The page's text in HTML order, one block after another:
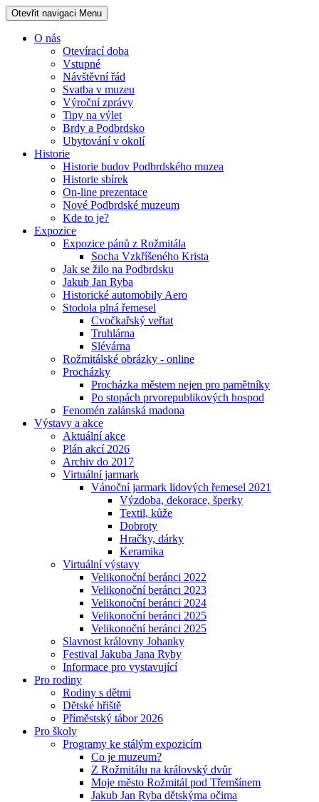
Otevřit navigaci Menu
O nás
Otevírací doba
Vstupné
Návštěvní řád
Svatba v muzeu
Výroční zprávy
Tipy na výlet
Brdy a Podbrdsko
Ubytování v okolí
Historie
Historie budov Podbrdského muzea
Historie sbírek
On-line prezentace
Nové Podbrdské muzeum
Kde to je?
Expozice
Expozice pánů z Rožmitála
Socha Vzkříšeného Krista
Jak se žilo na Podbrdsku
Jakub Jan Ryba
Historické automobily Aero
Stodola plná řemesel
Cvočkařský veřtat
Truhlárna
Slévárna
Rožmitálské obrázky - online
Procházky
Procházka městem nejen pro pamětníky
Po stopách prvorepublikových hospod
Fenomén zalánská madona
Výstavy a akce
Aktuální akce
Plán akcí 2026
Archiv do 2017
Virtuální jarmark
Vánoční jarmark lidových řemesel 2021
Výzdoba, dekorace, šperky
Textil, kůže
Dobroty
Hračky, dárky
Keramika
Virtuální výstavy
Velikonoční beránci 2022
Velikonoční beránci 2023
Velikonoční beránci 2024
Velikonoční beránci 2025
Velikonoční beránci 2025
Slavnost královny Johanky
Festival Jakuba Jana Ryby
Informace pro vystavující
Pro rodiny
Rodiny s dětmi
Dětské hřiště
Příměstský tábor 2026
Pro školy
Programy ke stálým expozicím
Co je muzeum?
Z Rožmitálu na královský dvůr
Moje město Rožmitál pod Třemšínem
Jakub Jan Ryba dětskýma očima